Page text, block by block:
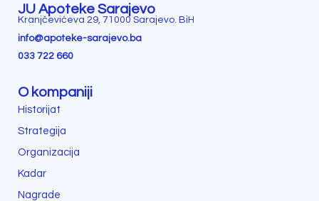
JU Apoteke Sarajevo
Kranjčevićeva 29, 71000 Sarajevo. BiH
info@apoteke-sarajevo.ba
033 722 660
O kompaniji
Historijat
Strategija
Organizacija
Kadar
Nagrade